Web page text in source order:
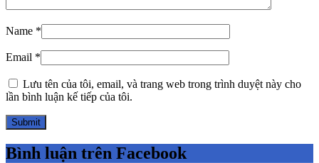
Name *
Email *
Lưu tên của tôi, email, và trang web trong trình duyệt này cho
lần bình luận kế tiếp của tôi.
Bình luận trên Facebook